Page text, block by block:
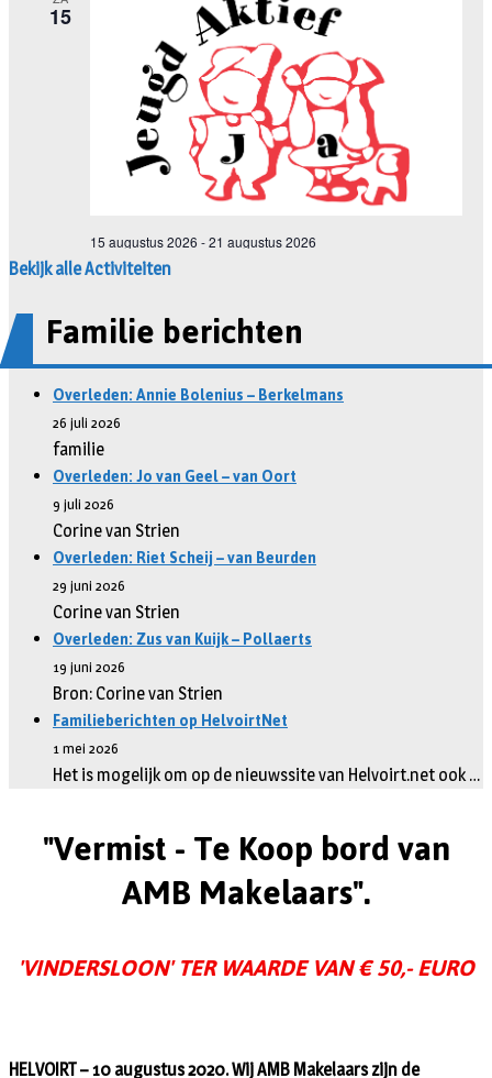
Bekijk alle Activiteiten
Familie berichten
Overleden: Annie Bolenius – Berkelmans
26 juli 2026
familie
Overleden: Jo van Geel – van Oort
9 juli 2026
Corine van Strien
Overleden: Riet Scheij – van Beurden
29 juni 2026
Corine van Strien
Overleden: Zus van Kuijk – Pollaerts
19 juni 2026
Bron: Corine van Strien
Familieberichten op HelvoirtNet
1 mei 2026
Het is mogelijk om op de nieuwssite van Helvoirt.net ook …
"Vermist - Te Koop bord van
AMB Makelaars".
'VINDERSLOON' TER WAARDE VAN € 50,- EURO
HELVOIRT – 10 augustus 2020. Wij AMB Makelaars zijn de